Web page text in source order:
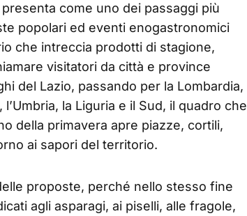
come uno dei passaggi più
popolari ed eventi enogastronomici
che intreccia prodotti di stagione,
visitatori da città e province
del Lazio, passando per la Lombardia,
la Liguria e il Sud, il quadro che
della primavera apre piazze, cortili,
ai sapori del territorio.
proposte, perché nello stesso fine
agli asparagi, ai piselli, alle fragole,